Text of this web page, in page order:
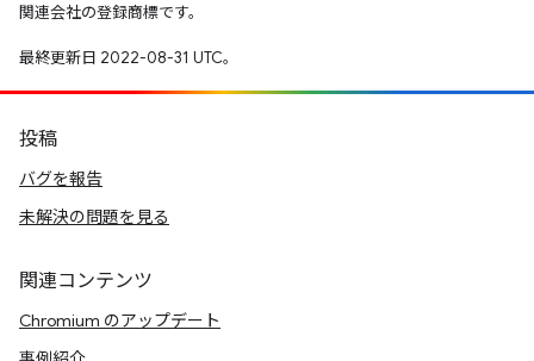
関連会社の登録商標です。
最終更新日 2022-08-31 UTC。
投稿
バグを報告
未解決の問題を見る
関連コンテンツ
Chromium のアップデート